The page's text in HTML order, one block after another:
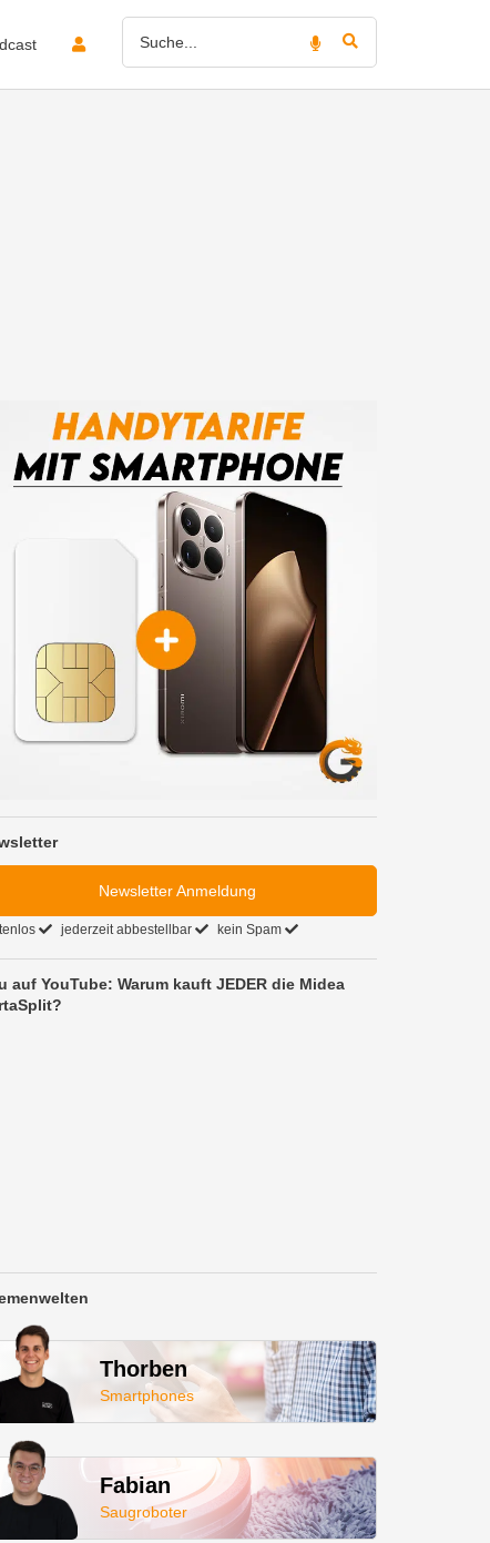
Newsletter Anmeldung
jederzeit abbestellbar kein Spam
auf YouTube: Warum kauft JEDER die Midea
Thorben
Smartphones
Fabian
Saugroboter